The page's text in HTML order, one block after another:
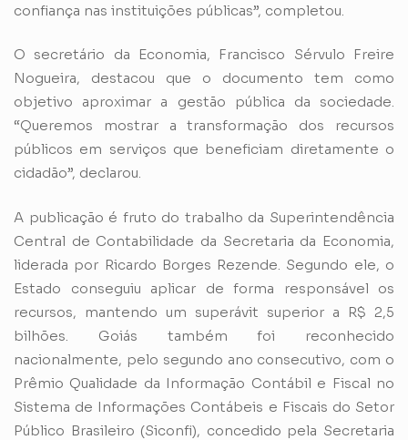
confiança nas instituições públicas”, completou.
O secretário da Economia, Francisco Sérvulo Freire
Nogueira, destacou que o documento tem como
objetivo aproximar a gestão pública da sociedade.
“Queremos mostrar a transformação dos recursos
públicos em serviços que beneficiam diretamente o
cidadão”, declarou.
A publicação é fruto do trabalho da Superintendência
Central de Contabilidade da Secretaria da Economia,
liderada por Ricardo Borges Rezende. Segundo ele, o
Estado conseguiu aplicar de forma responsável os
recursos, mantendo um superávit superior a R$ 2,5
bilhões. Goiás também foi reconhecido
nacionalmente, pelo segundo ano consecutivo, com o
Prêmio Qualidade da Informação Contábil e Fiscal no
Sistema de Informações Contábeis e Fiscais do Setor
Público Brasileiro (Siconfi), concedido pela Secretaria